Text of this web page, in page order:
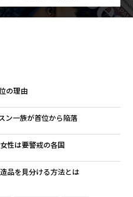
の理由
ン一族が首位から陥落
性は要警戒の各国
品を見分ける方法とは